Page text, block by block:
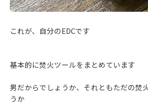
これが、自分のEDCです
基本的に焚火ツールをまとめています
男だからでしょうか、それともただの焚
うか